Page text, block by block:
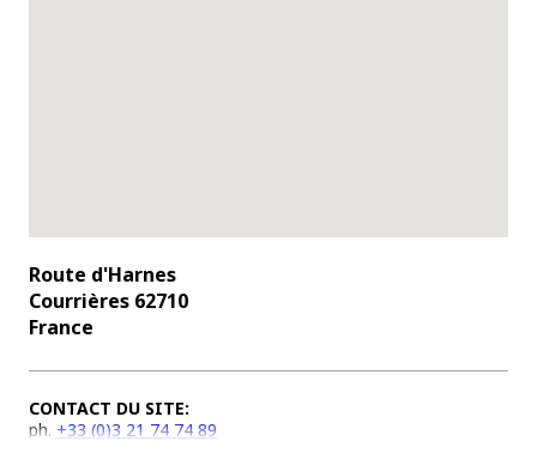
Route d'Harnes
Courrières 62710
France
CONTACT DU SITE:
ph. +33 (0)3 21 74 74 89